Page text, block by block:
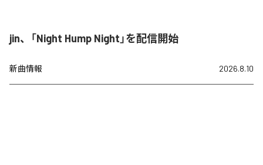
jin、「Night Hump Night」を配信開始
新曲情報 2026.8.10